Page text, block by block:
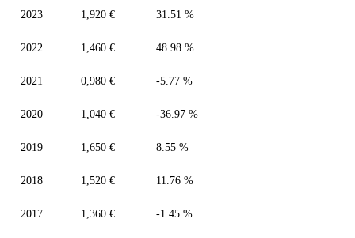
2023 1,920 € 31.51 %
2022 1,460 € 48.98 %
2021 0,980 € -5.77 %
2020 1,040 € -36.97 %
2019 1,650 € 8.55 %
2018 1,520 € 11.76 %
2017 1,360 € -1.45 %